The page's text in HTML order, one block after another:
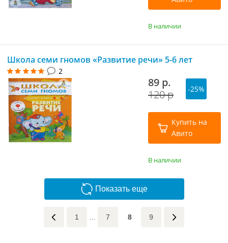
В наличии
Школа семи гномов «Развитие речи» 5-6 лет
2
89 р.
120 р
-25%
Купить на
Авито
В наличии
Показать еще
1 7 8 9